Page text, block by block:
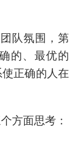
队氛围，第
的、最优的
正确的人在
方面思考：